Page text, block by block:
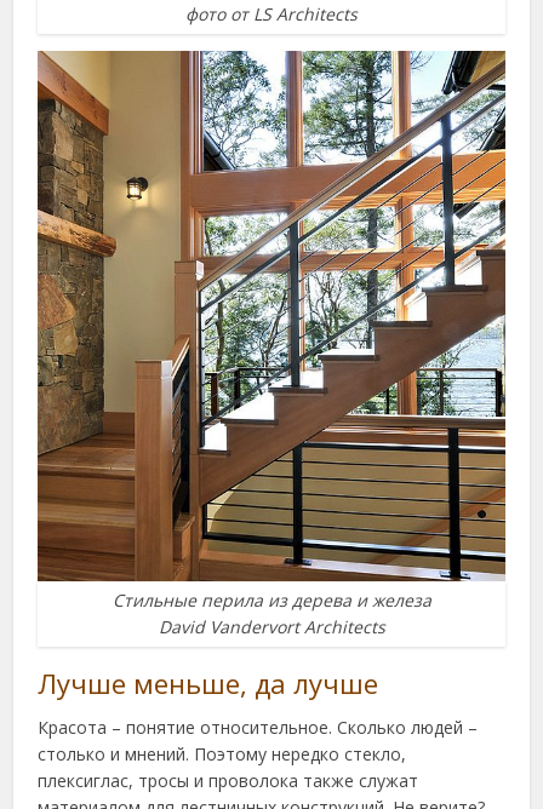
фото от LS Architects
Стильные перила из дерева и железа
David Vandervort Architects
Лучше меньше, да лучше
Красота – понятие относительное. Сколько людей –
столько и мнений. Поэтому нередко стекло,
плексиглас, тросы и проволока также служат